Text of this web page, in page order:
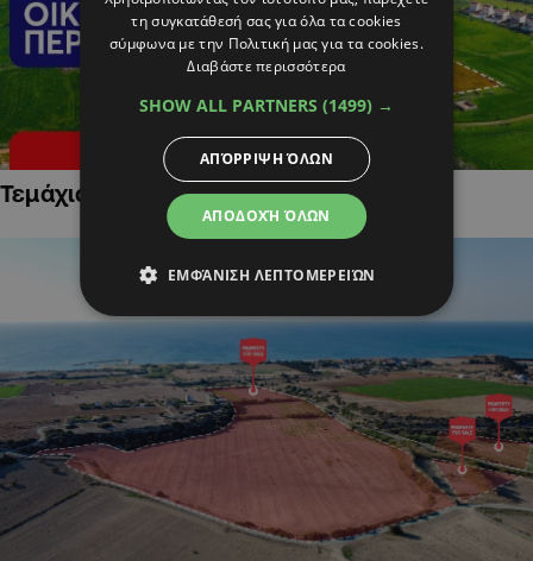
Τεμάχια Γης σε Οικιστικές Περιοχές
τη συγκατάθεσή σας για όλα τα cookies
σύμφωνα με την Πολιτική μας για τα cookies.
Διαβάστε περισσότερα
SHOW ALL PARTNERS (1499) →
ΑΠΟΔΟΧΉ ΌΛΩΝ
ΑΠΌΡΡΙΨΗ ΌΛΩΝ
ΕΜΦΆΝΙΣΗ ΛΕΠΤΟΜΕΡΕΙΏΝ